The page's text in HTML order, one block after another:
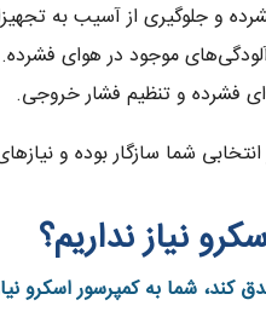
و جلوگیری از آسیب به
موجود در هوای فشرده.
فشرده و تنظیم فشار خروجی.
شما سازگار بوده و
نیاز نداریم؟
شما به کمپرسور اسکرو